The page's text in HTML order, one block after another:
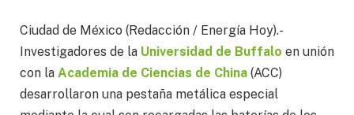
Ciudad de México (Redacción / Energía Hoy).-
Investigadores de la Universidad de Buffalo en unión
con la Academia de Ciencias de China (ACC)
desarrollaron una pestaña metálica especial